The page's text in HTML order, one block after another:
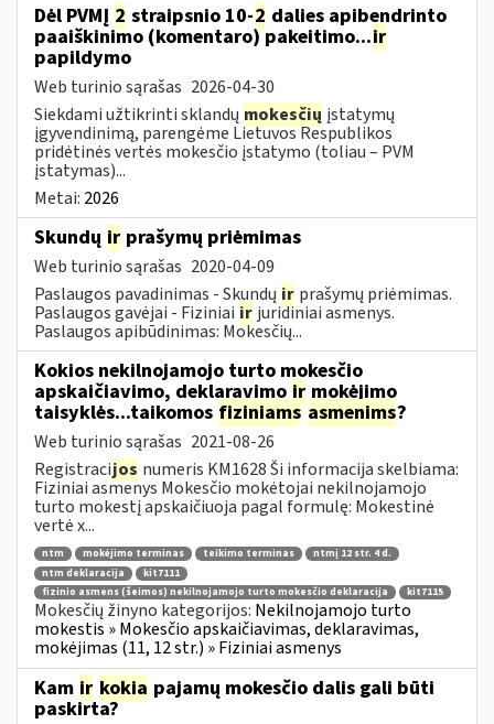
Dėl PVMĮ 2 straipsnio 10-2 dalies apibendrinto
paaiškinimo (komentaro) pakeitimo...ir
papildymo
Web turinio sąrašas 2026-04-30
Siekdami užtikrinti sklandų mokesčių įstatymų
įgyvendinimą, parengėme Lietuvos Respublikos
pridėtinės vertės mokesčio įstatymo (toliau – PVM
įstatymas)...
Metai: 2026
Skundų ir prašymų priėmimas
Web turinio sąrašas 2020-04-09
Paslaugos pavadinimas - Skundų ir prašymų priėmimas.
Paslaugos gavėjai - Fiziniai ir juridiniai asmenys.
Paslaugos apibūdinimas: Mokesčių...
Kokios nekilnojamojo turto mokesčio
apskaičiavimo, deklaravimo ir mokėjimo
taisyklės...taikomos fiziniams asmenims?
Web turinio sąrašas 2021-08-26
Registracijos numeris KM1628 Ši informacija skelbiama:
Fiziniai asmenys Mokesčio mokėtojai nekilnojamojo
turto mokestį apskaičiuoja pagal formulę: Mokestinė
vertė x...
ntm mokėjimo terminas teikimo terminas
ntmį 12 str. 4 d.
ntm deklaracija
kit7111
fizinio asmens (šeimos) nekilnojamojo turto mokesčio deklaracija
kit7115
Mokesčių žinyno kategorijos: Nekilnojamojo turto
mokestis » Mokesčio apskaičiavimas, deklaravimas,
mokėjimas (11, 12 str.) » Fiziniai asmenys
Kam ir kokia pajamų mokesčio dalis gali būti
paskirta?